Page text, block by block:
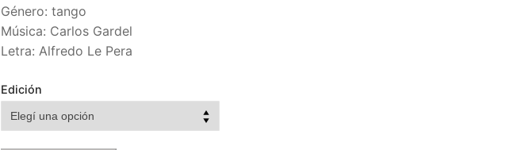
Género: tango
Música: Carlos Gardel
Letra: Alfredo Le Pera
Edición